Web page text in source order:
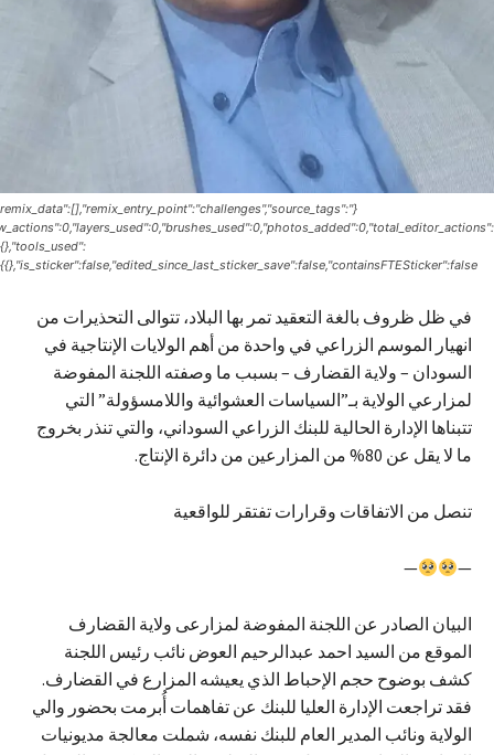
{"remix_data":[],"remix_entry_point":"challenges","source_tags":
{},"tools_used":
{},"is_sticker":false,"edited_since_last_sticker_save":false,"containsFTESticker":false}
في ظل ظروف بالغة التعقيد تمر بها البلاد، تتوالى التحذيرات من
انهيار الموسم الزراعي في واحدة من أهم الولايات الإنتاجية في
السودان – ولاية القضارف – بسبب ما وصفته اللجنة المفوضة
لمزارعي الولاية بـ”السياسات العشوائية واللامسؤولة” التي
تتبناها الإدارة الحالية للبنك الزراعي السوداني، والتي تنذر بخروج
ما لا يقل عن 80% من المزارعين من دائرة الإنتاج.
تنصل من الاتفاقات وقرارات تفتقر للواقعية
—
—
البيان الصادر عن اللجنة المفوضة لمزارعى ولاية القضارف
الموقع من السيد احمد عبدالرحيم العوض نائب رئيس اللجنة
كشف بوضوح حجم الإحباط الذي يعيشه المزارع في القضارف.
فقد تراجعت الإدارة العليا للبنك عن تفاهمات أُبرمت بحضور والي
الولاية ونائب المدير العام للبنك نفسه، شملت معالجة مديونيات